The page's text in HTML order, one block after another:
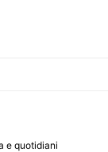
e quotidiani